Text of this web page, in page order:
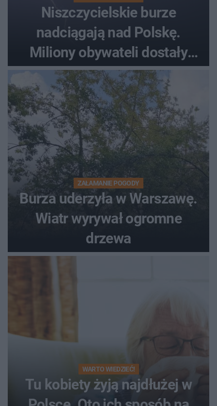
Niszczycielskie burze
nadciągają nad Polskę.
Miliony obywateli dostały
wiadomości z pilnym
ostrzeżeniem
ZAŁAMANIE POGODY
Burza uderzyła w Warszawę.
Wiatr wyrywał ogromne
drzewa
WARTO WIEDZIEĆ!
Tu kobiety żyją najdłużej w